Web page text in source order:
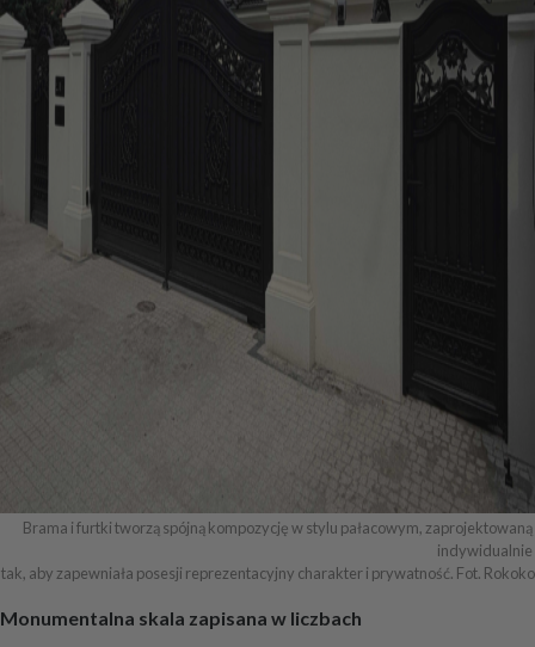
Brama i furtki tworzą spójną kompozycję w stylu pałacowym, zaprojektowaną
indywidualnie
tak, aby zapewniała posesji reprezentacyjny charakter i prywatność. Fot. Rokoko
Monumentalna skala zapisana w liczbach